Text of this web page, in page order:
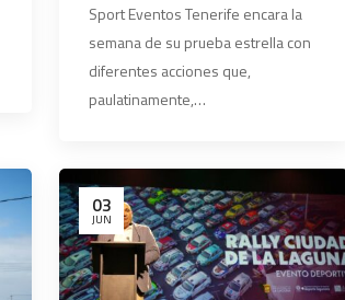
semana grande
Sport Eventos Tenerife encara la
semana de su prueba estrella con
diferentes acciones que,
paulatinamente,…
03
JUN